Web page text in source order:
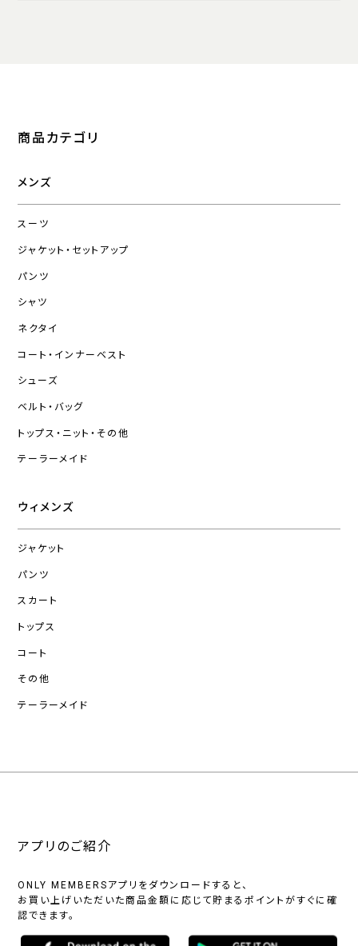
商品カテゴリ
メンズ
スーツ
ジャケット・セットアップ
パンツ
シャツ
ネクタイ
コート・インナーベスト
シューズ
ベルト・バッグ
トップス・ニット・その他
テーラーメイド
ウィメンズ
ジャケット
パンツ
スカート
トップス
コート
その他
テーラーメイド
アプリのご紹介
ONLY MEMBERSアプリをダウンロードすると、
お買い上げいただいた商品金額に応じて貯まるポイントがすぐに確
認できます。